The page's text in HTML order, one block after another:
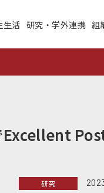
生活 研究・学外連携 組
理事長・学
法人情報
Excellent
研究